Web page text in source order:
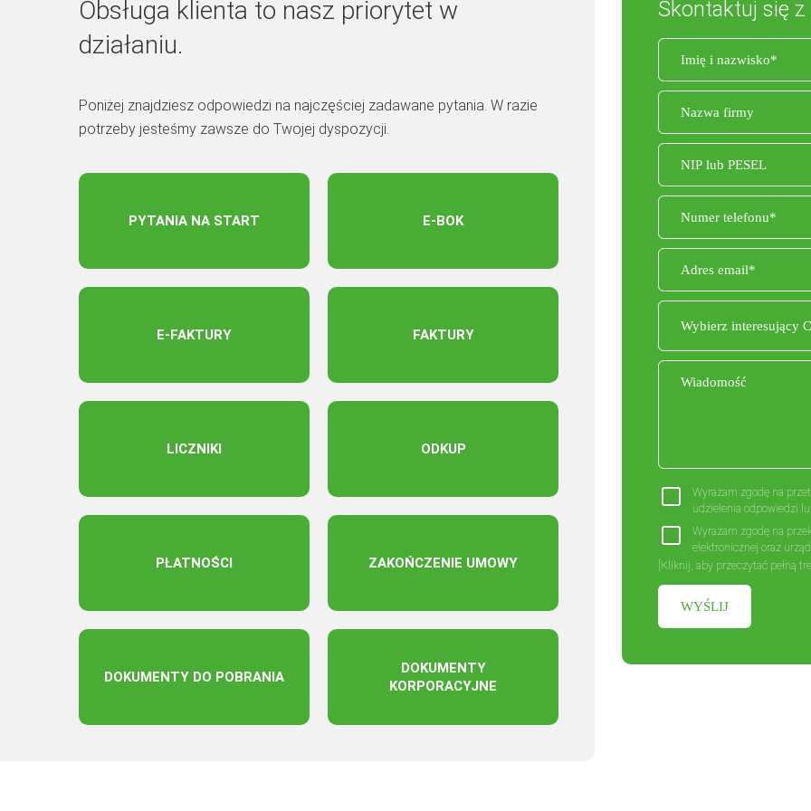
Obsługa klienta to nasz priorytet w
działaniu.
Poniżej znajdziesz odpowiedzi na najczęściej zadawane pytania. W razie
potrzeby jesteśmy zawsze do Twojej dyspozycji.
PYTANIA NA START E-BOK
E-FAKTURY FAKTURY
LICZNIKI ODKUP
PŁATNOŚCI ZAKOŃCZENIE UMOWY
DOKUMENTY DO POBRANIA
DOKUMENTY
KORPORACYJNE
Skontaktuj się
Wyrażam zgodę na
udzielenia odpowiedzi
Wyrażam zgodę na
elektronicznej oraz
postanowieniami
formularz kontaktowy,
[Kliknij, aby przeczytać pełną